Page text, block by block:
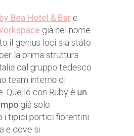
Bea Hotel & Bar e
già nel nome
il genius loci sia stato
la prima struttura
dal gruppo tedesco
team interno di
Quello con Ruby è un
già solo
i tipici portici fiorentini
e dove si